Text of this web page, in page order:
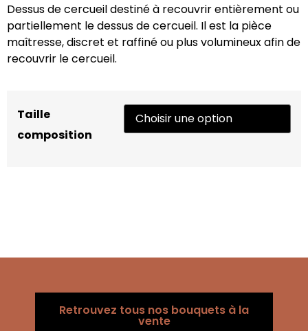
Dessus de cercueil destiné à recouvrir entièrement ou
partiellement le dessus de cercueil. Il est la pièce
maîtresse, discret et raffiné ou plus volumineux afin de
recouvrir le cercueil.
Taille
composition
Retrouvez tous nos bouquets à la
vente